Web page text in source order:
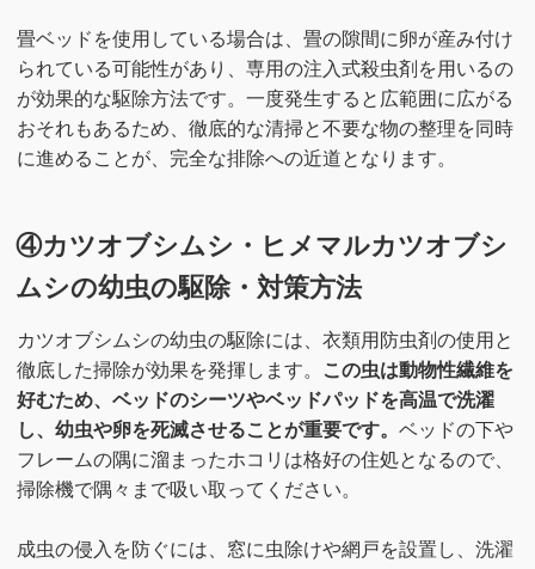
畳ベッドを使用している場合は、畳の隙間に卵が産み付け
られている可能性があり、専用の注入式殺虫剤を用いるの
が効果的な駆除方法です。一度発生すると広範囲に広がる
おそれもあるため、徹底的な清掃と不要な物の整理を同時
に進めることが、完全な排除への近道となります。
④カツオブシムシ・ヒメマルカツオブシ
ムシの幼虫の駆除・対策方法
カツオブシムシの幼虫の駆除には、衣類用防虫剤の使用と
徹底した掃除が効果を発揮します。
この虫は動物性繊維を
好むため、ベッドのシーツやベッドパッドを高温で洗濯
し、幼虫や卵を死滅させることが重要です。 ベッドの下や
フレームの隅に溜まったホコリは格好の住処となるので、
掃除機で隅々まで吸い取ってください。
成虫の侵入を防ぐには、窓に虫除けや網戸を設置し、洗濯